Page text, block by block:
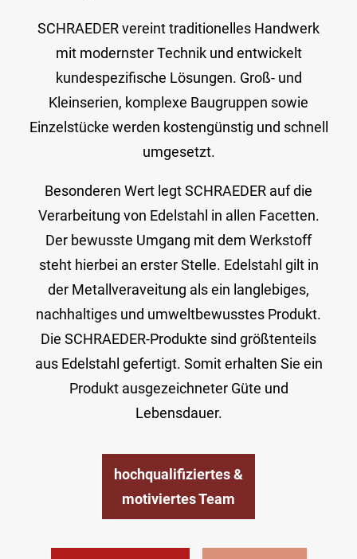
SCHRAEDER vereint traditionelles Handwerk
mit modernster Technik und entwickelt
kundespezifische Lösungen. Groß- und
Kleinserien, komplexe Baugruppen sowie
Einzelstücke werden kostengünstig und schnell
umgesetzt.
Besonderen Wert legt SCHRAEDER auf die
Verarbeitung von Edelstahl in allen Facetten.
Der bewusste Umgang mit dem Werkstoff
steht hierbei an erster Stelle. Edelstahl gilt in
der Metallveraveitung als ein langlebiges,
nachhaltiges und umweltbewusstes Produkt.
Die SCHRAEDER-Produkte sind größtenteils
aus Edelstahl gefertigt. Somit erhalten Sie ein
Produkt ausgezeichneter Güte und
Lebensdauer.
hochqualifiziertes &
motiviertes Team